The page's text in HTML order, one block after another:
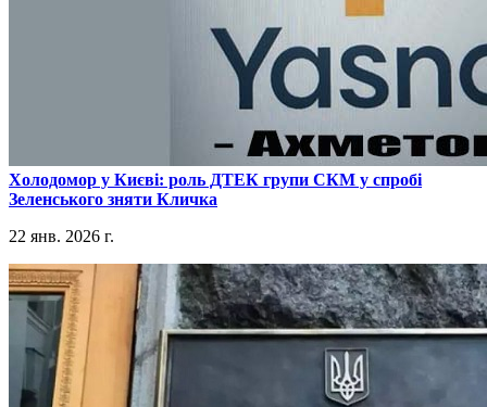
​Холодомор у Києві: роль ДТЕК групи СКМ у спробі
Зеленського зняти Кличка
22 янв. 2026 г.